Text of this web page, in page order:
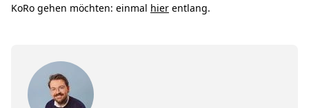
KoRo gehen möchten: einmal hier entlang.